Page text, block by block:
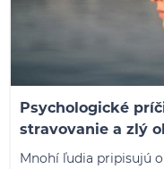
Psychologické
stravovanie a zlý
Mnohí ľudia pripisujú